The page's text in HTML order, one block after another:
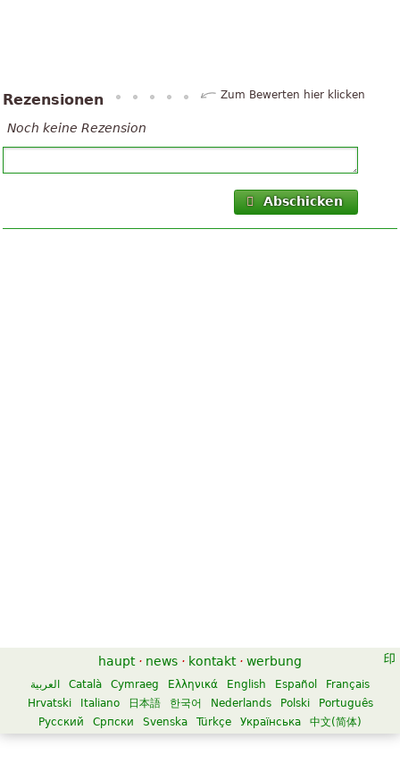
Rezensionen Zum Bewerten hier klicken
Noch keine Rezension
Abschicken
haupt · news · kontakt · werbung
العربية Català Cymraeg Ελληνικά English Español
Français
Hrvatski
Italiano 日本語 한국어 Nederlands Polski
Português
Русский
Српски Svenska Türkçe Українська 中文(简体)